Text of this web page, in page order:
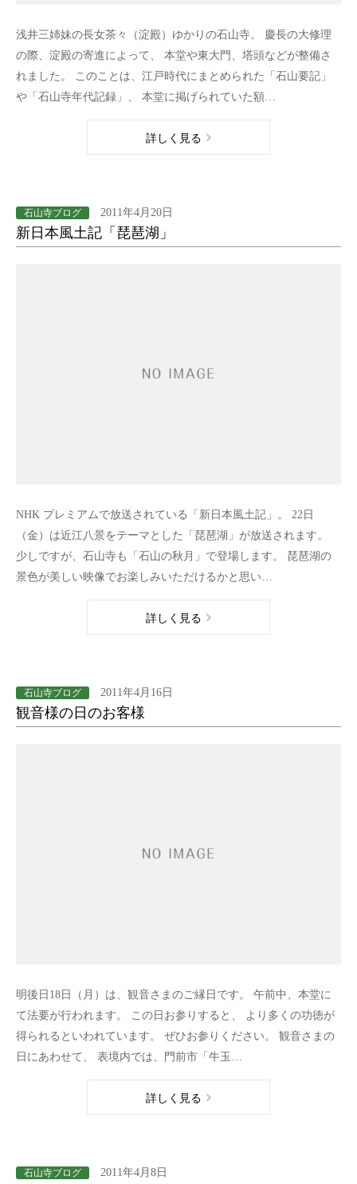
浅井三姉妹の長女茶々（淀殿）ゆかりの石山寺。 慶長の大修理
の際、淀殿の寄進によって、 本堂や東大門、塔頭などが整備さ
れました。 このことは、江戸時代にまとめられた「石山要記」
や「石山寺年代記録」、 本堂に掲げられていた額…
詳しく見る
石山寺ブログ 2011年4月20日
新日本風土記「琵琶湖」
NHK プレミアムで放送されている「新日本風土記」。 22日
（金）は近江八景をテーマとした「琵琶湖」が放送されます。
少しですが、石山寺も「石山の秋月」で登場します。 琵琶湖の
景色が美しい映像でお楽しみいただけるかと思い…
詳しく見る
石山寺ブログ 2011年4月16日
観音様の日のお客様
明後日18日（月）は、観音さまのご縁日です。 午前中、本堂に
て法要が行われます。 この日お参りすると、 より多くの功徳が
得られるといわれています。 ぜひお参りください。 観音さまの
日にあわせて、 表境内では、門前市「牛玉…
詳しく見る
石山寺ブログ 2011年4月8日